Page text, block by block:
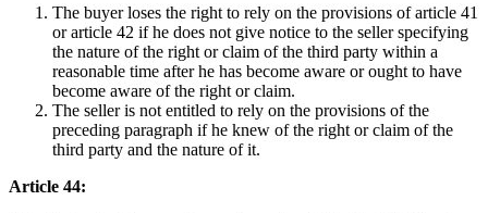
The buyer loses the right to rely on the provisions of article 41
or article 42 if he does not give notice to the seller specifying
the nature of the right or claim of the third party within a
reasonable time after he has become aware or ought to have
become aware of the right or claim.
The seller is not entitled to rely on the provisions of the
preceding paragraph if he knew of the right or claim of the
third party and the nature of it.
Article 44: